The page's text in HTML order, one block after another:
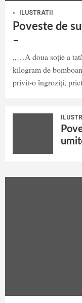
» ILUSTRATII
Poveste de
–
,,…A doua soție a
kilogram de
privit-o îngroziți,